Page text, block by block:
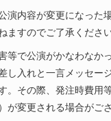
演内容が変更になった
ますのでご了承ください
等で公演がかなわなか
し入れと一言メッセー
。その際、発注時費用
が変更される場合がご